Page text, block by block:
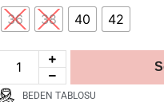
36 38 40 42
BEDEN TABLOSU